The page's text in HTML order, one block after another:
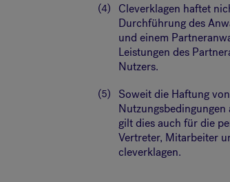
(4)
Cleverklagen haftet
Durchführung des
und einem
Leistungen des
Nutzers.
(5)
Soweit die Haftung
Nutzungsbedingungen
gilt dies auch für die
Vertreter, Mitarbeiter
cleverklagen.